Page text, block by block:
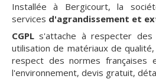
Installée à Bergicourt, la
services d'agrandissement et
CGPL s'attache à respecter
utilisation de matériaux de
respect des normes françaises
l'environnement, devis gratuit,